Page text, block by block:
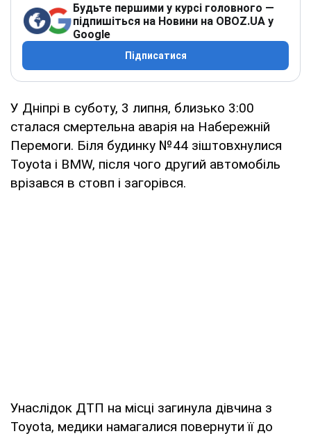
Будьте першими у курсі головного —
підпишіться на Новини на OBOZ.UA у
Google
Підписатися
У Дніпрі в суботу, 3 липня, близько 3:00
сталася смертельна аварія на Набережній
Перемоги. Біля будинку №44 зіштовхнулися
Toyota і BMW, після чого другий автомобіль
врізався в стовп і загорівся.
Унаслідок ДТП на місці загинула дівчина з
Toyota, медики намагалися повернути її до